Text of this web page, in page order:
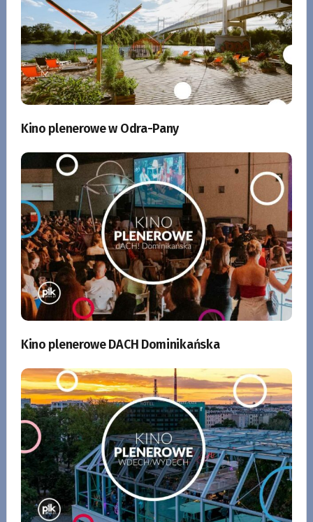
Kino plenerowe w Odra-Pany
Kino plenerowe DACH Dominikańska